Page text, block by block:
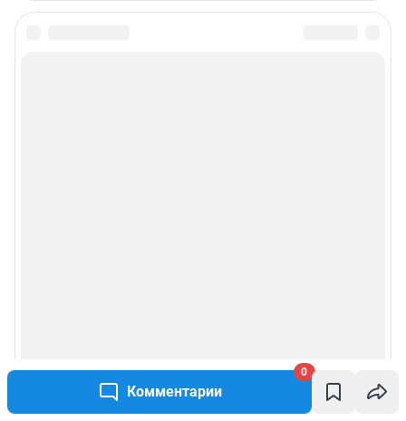
Комментарии
0